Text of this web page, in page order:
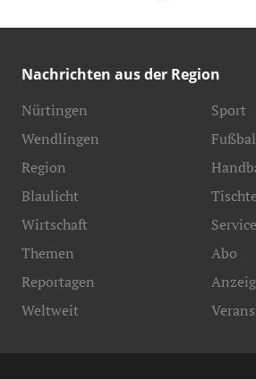
Nachrichten aus der Region
Nürtingen
Wendlingen
Region
Blaulicht
Sport
Wirtschaft
Themen
Reportagen
Weltweit
Service
Abo